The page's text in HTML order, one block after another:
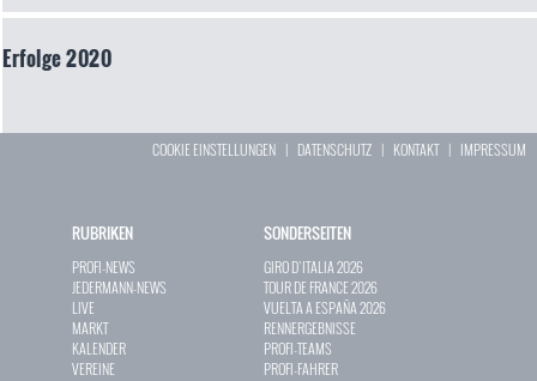
Erfolge 2020
COOKIE EINSTELLUNGEN | DATENSCHUTZ | KONTAKT| IMPRESSUM
RUBRIKEN
PROFI-NEWS
JEDERMANN-NEWS
LIVE
MARKT
KALENDER
VEREINE
SONDERSEITEN
GIRO D`ITALIA 2026
TOUR DE FRANCE 2026
VUELTA A ESPAÑA 2026
RENNERGEBNISSE
PROFI-TEAMS
PROFI-FAHRER